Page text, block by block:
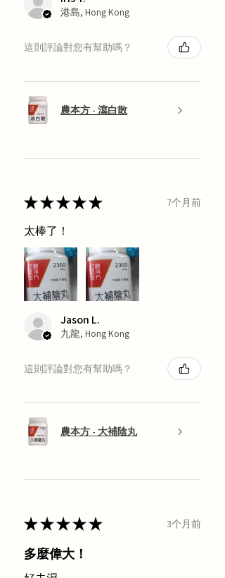
港島, Hong Kong
這則評論對您有幫助嗎？
農本方 - 瀉白散
★★★★★ 7个月前
太棒了！
Jason L.
九龍, Hong Kong
這則評論對您有幫助嗎？
農本方 - 大補陰丸
★★★★★ 3个月前
多麼偉大！